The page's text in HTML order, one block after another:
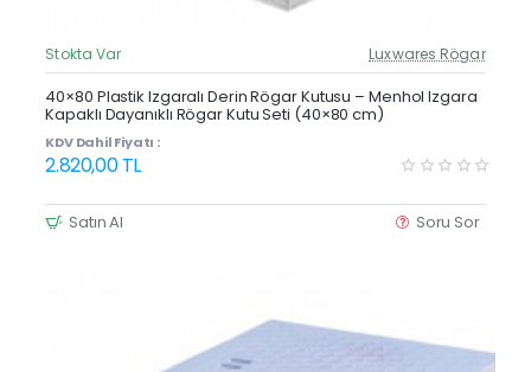
Güncel Fiyat
Yeni Ürün
Stokta Var Luxwares Rögar
40×80 Plastik Izgaralı Derin Rögar Kutusu – Menhol Izgara
Kapaklı Dayanıklı Rögar Kutu Seti (40×80 cm)
KDV Dahil Fiyatı :
2.820,00 TL
Satın Al Soru Sor